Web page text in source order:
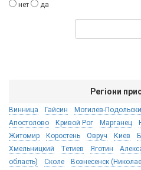
нет да
Регіони
Винница Гайсин Могилев-
Апостолово
Кривой Рог Марганец
Житомир
Коростень Овруч Киев
Хмельницкий
Тетиев Яготин
область)
Сколе Вознесенск